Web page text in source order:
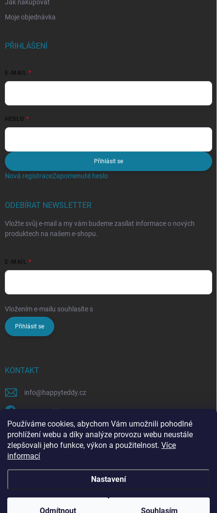
Používáme cookies, abychom Vám umožnili pohodlné
prohlížení webu a díky analýze provozu webu neustále
zlepšovali jeho funkce, výkon a použitelnost. Více
informací
Nastavení
Odmítnout Souhlasím
Jak nakupovat
Moje objednávka
PŘIHLÁŠENÍ
E-MAIL
HESLO
Přihlásit se
Nová registraceZapomenuté heslo
ODEBÍRAT NEWSLETTER
Vložte svůj e-mail a my vám budeme zasílat informace o nových
produktech na našem e-shopu.
E-MAIL
Vložením e-mailu souhlasíte s
Přihlásit se
KONTAKT
info@happyteddy.cz
HappyTeddy
happyteddy.cz
Copyright 2026 . Všechna práva vyhrazena.